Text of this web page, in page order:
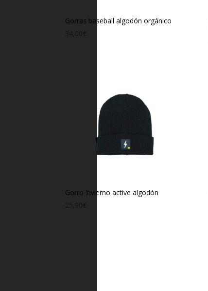
Gorras baseball algodón orgánico
Gorro invierno active algodón